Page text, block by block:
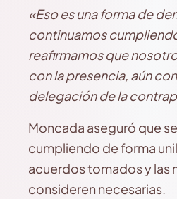
«Eso es una forma de
continuamos
reafirmamos que
con la presencia, aún
delegación de la
Moncada aseguró que
cumpliendo de forma
acuerdos tomados y las
consideren necesarias.